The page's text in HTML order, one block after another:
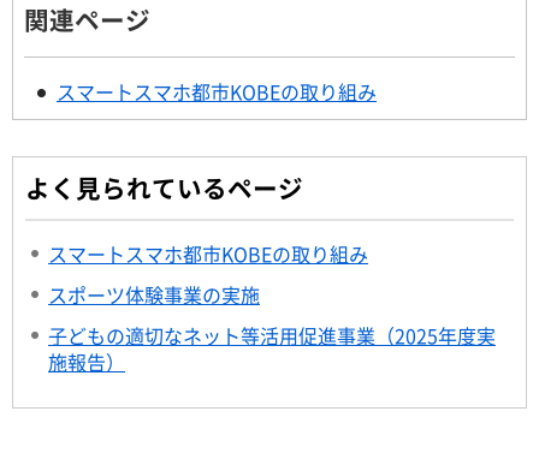
関連ページ
スマートスマホ都市KOBEの取り組み
よく見られているページ
スマートスマホ都市KOBEの取り組み
スポーツ体験事業の実施
子どもの適切なネット等活用促進事業（2025年度実
施報告）